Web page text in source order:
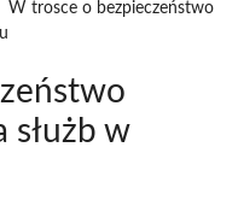
W trosce o bezpieczeństwo
służb w